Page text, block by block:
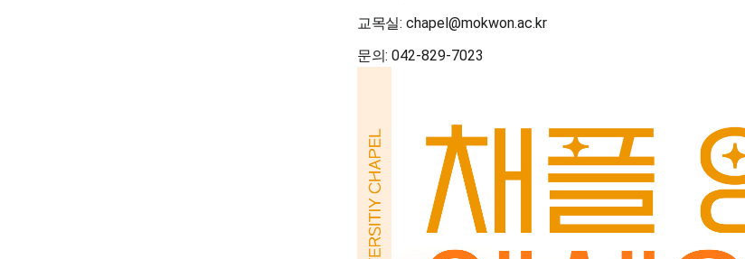
교목실: chapel@mokwon.ac.kr
문의: 042-829-7023